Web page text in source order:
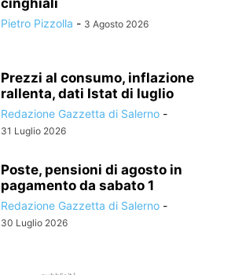
Pietro Pizzolla - 3 Agosto 2026
Prezzi al consumo, inflazione
rallenta, dati Istat di luglio
Redazione Gazzetta di Salerno -
31 Luglio 2026
Poste, pensioni di agosto in
pagamento da sabato 1
Redazione Gazzetta di Salerno -
30 Luglio 2026